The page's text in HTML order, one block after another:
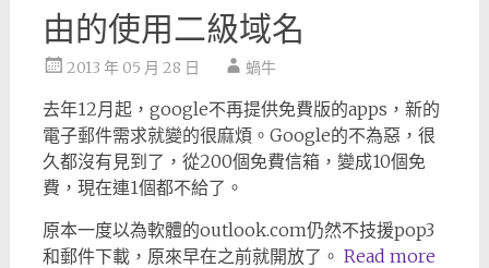
由的使用二級域名
2013 年 05 月 28 日 蝸牛
去年12月起，google不再提供免費版的apps，新的
電子郵件需求就變的很麻煩。Google的不為惡，很
久都沒有見到了，從200個免費信箱，變成10個免
費，現在連1個都不給了。
原本一度以為軟體的outlook.com仍然不技援pop3
和郵件下載，原來早在之前就開放了。 Read more